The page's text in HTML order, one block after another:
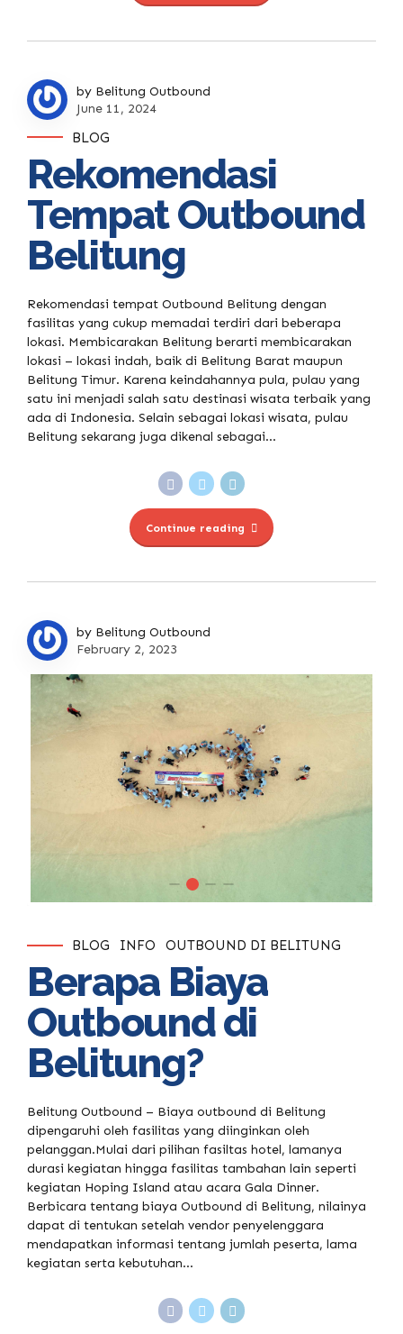
by Belitung Outbound
June 11, 2024
BLOG
Rekomendasi
Tempat Outbound
Belitung
Rekomendasi tempat Outbound Belitung dengan
fasilitas yang cukup memadai terdiri dari beberapa
lokasi. Membicarakan Belitung berarti membicarakan
lokasi – lokasi indah, baik di Belitung Barat maupun
Belitung Timur. Karena keindahannya pula, pulau yang
satu ini menjadi salah satu destinasi wisata terbaik yang
ada di Indonesia. Selain sebagai lokasi wisata, pulau
Belitung sekarang juga dikenal sebagai...
Continue reading
by Belitung Outbound
February 2, 2023
BLOG INFO OUTBOUND DI BELITUNG
Berapa Biaya
Outbound di
Belitung?
Belitung Outbound – Biaya outbound di Belitung
dipengaruhi oleh fasilitas yang diinginkan oleh
pelanggan.Mulai dari pilihan fasiltas hotel, lamanya
durasi kegiatan hingga fasilitas tambahan lain seperti
kegiatan Hoping Island atau acara Gala Dinner.
Berbicara tentang biaya Outbound di Belitung, nilainya
dapat di tentukan setelah vendor penyelenggara
mendapatkan informasi tentang jumlah peserta, lama
kegiatan serta kebutuhan...